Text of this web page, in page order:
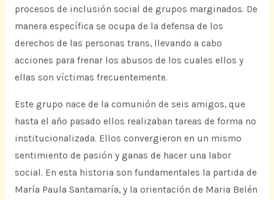
procesos de inclusión social de grupos marginados. De
manera específica se ocupa de la defensa de los
derechos de las personas trans, llevando a cabo
acciones para frenar los abusos de los cuales ellos y
ellas son víctimas frecuentemente.
Este grupo nace de la comunión de seis amigos, que
hasta el año pasado ellos realizaban tareas de forma no
institucionalizada. Ellos convergieron en un mismo
sentimiento de pasión y ganas de hacer una labor
social. En esta historia son fundamentales la partida de
María Paula Santamaría, y la orientación de Maria Belén